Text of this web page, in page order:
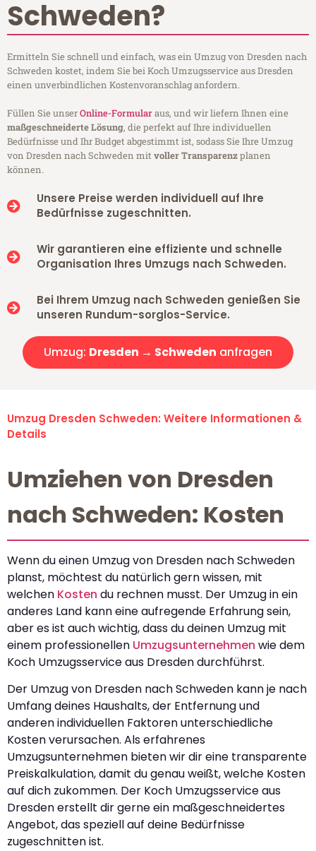
Schweden?
Ermitteln Sie schnell und einfach, was ein Umzug von Dresden nach
Schweden kostet, indem Sie bei Koch Umzugsservice aus Dresden
einen unverbindlichen Kostenvoranschlag anfordern.
Füllen Sie unserOnline-Formularaus, und wir liefern Ihnen eine
maßgeschneiderte Lösung, die perfekt auf Ihre individuellen
Bedürfnisse und Ihr Budget abgestimmt ist, sodass Sie Ihre Umzug
von Dresden nach Schweden mitvoller Transparenzplanen
können.
Unsere Preise werden individuell auf Ihre
Bedürfnisse zugeschnitten.
Wir garantieren eine effiziente und schnelle
Organisation Ihres Umzugs nach Schweden.
Bei Ihrem Umzug nach Schweden genießen Sie
unseren Rundum-sorglos-Service.
Umzug: Dresden → Schweden anfragen
Umzug Dresden Schweden: Weitere Informationen &
Details
Umziehen von Dresden
nach Schweden: Kosten
Wenn du einen Umzug von Dresden nach Schweden
planst, möchtest du natürlich gern wissen, mit
welchen Kosten du rechnen musst. Der Umzug in ein
anderes Land kann eine aufregende Erfahrung sein,
aber es ist auch wichtig, dass du deinen Umzug mit
einem professionellen Umzugsunternehmen wie dem
Koch Umzugsservice aus Dresden durchführst.
Der Umzug von Dresden nach Schweden kann je nach
Umfang deines Haushalts, der Entfernung und
anderen individuellen Faktoren unterschiedliche
Kosten verursachen. Als erfahrenes
Umzugsunternehmen bieten wir dir eine transparente
Preiskalkulation, damit du genau weißt, welche Kosten
auf dich zukommen. Der Koch Umzugsservice aus
Dresden erstellt dir gerne ein maßgeschneidertes
Angebot, das speziell auf deine Bedürfnisse
zugeschnitten ist.